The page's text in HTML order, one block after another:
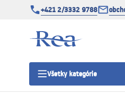
+421 2/3332 9788
Všetky kategórie